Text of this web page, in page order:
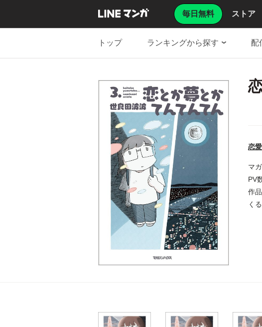
毎日無料 ストア
トップ ランキングから探す 配
恋愛
マ
PV
作
く